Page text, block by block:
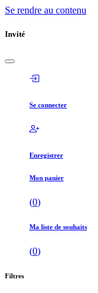
Se rendre au contenu
Invité
Se connecter
Enregistrer
Mon panier
(0)
Ma liste de souhaits
(0)
Filtres